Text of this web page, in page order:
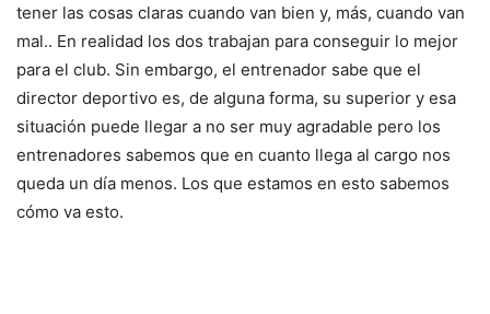
tener las cosas claras cuando van bien y, más, cuando van
mal.. En realidad los dos trabajan para conseguir lo mejor
para el club. Sin embargo, el entrenador sabe que el
director deportivo es, de alguna forma, su superior y esa
situación puede llegar a no ser muy agradable pero los
entrenadores sabemos que en cuanto llega al cargo nos
queda un día menos. Los que estamos en esto sabemos
cómo va esto.